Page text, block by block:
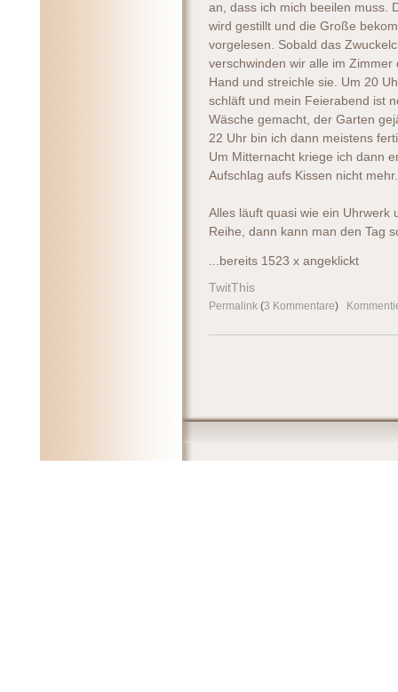
an, dass ich mich beeilen muss.
wird gestillt und die Große
vorgelesen. Sobald das
verschwinden wir alle im
Hand und streichle sie. Um 20
schläft und mein Feierabend ist
Wäsche gemacht, der Garten
22 Uhr bin ich dann meistens
Um Mitternacht kriege ich dann
Aufschlag aufs Kissen nicht mehr.
Alles läuft quasi wie ein Uhrwerk
Reihe, dann kann man den Tag
...bereits 1523 x angeklickt
TwitThis
Permalink (3 Kommentare)